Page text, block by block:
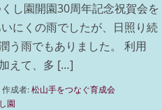
し園開園30周年記念祝賀会を
にくの雨でしたが、日照り続
う雨でもありました。 利用
えて、多 […]
作成者:松山手をつなぐ育成会
園